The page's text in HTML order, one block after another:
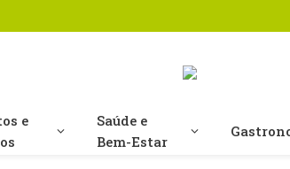
e
Saúde e
Bem-Estar